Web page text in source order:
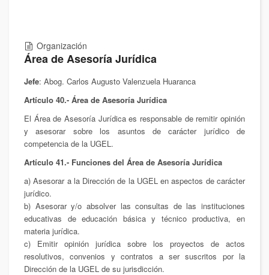
Organización
Área de Asesoría Jurídica
Jefe: Abog. Carlos Augusto Valenzuela Huaranca
Artículo 40.- Área de Asesoría Jurídica
El Área de Asesoría Jurídica es responsable de remitir opinión
y asesorar sobre los asuntos de carácter jurídico de
competencia de la UGEL.
Artículo 41.- Funciones del Área de Asesoría Jurídica
a) Asesorar a la Dirección de la UGEL en aspectos de carácter
jurídico.
b) Asesorar y/o absolver las consultas de las instituciones
educativas de educación básica y técnico productiva, en
materia jurídica.
c) Emitir opinión jurídica sobre los proyectos de actos
resolutivos, convenios y contratos a ser suscritos por la
Dirección de la UGEL de su jurisdicción.